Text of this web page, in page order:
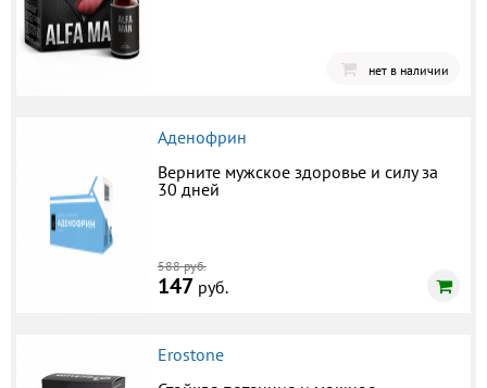
нет в наличии
Аденофрин
Верните мужское здоровье и силу за
30 дней
588 руб.
147 руб.
Erostone